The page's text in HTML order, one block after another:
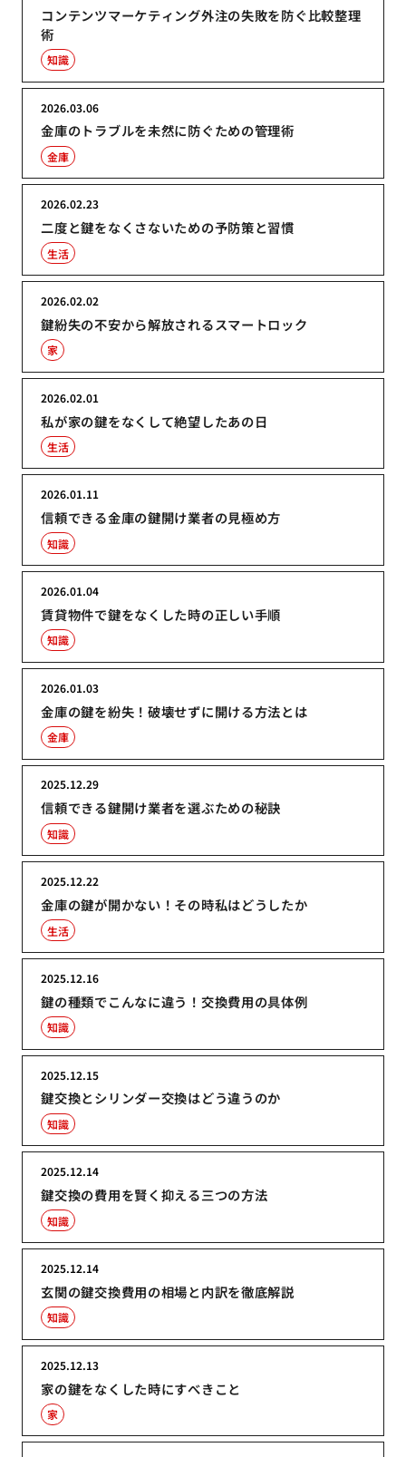
コンテンツマーケティング外注の失敗を防ぐ比較整理
術
知識
金庫のトラブルを未然に防ぐための管理術
2026.03.06
金庫
二度と鍵をなくさないための予防策と習慣
2026.02.23
生活
鍵紛失の不安から解放されるスマートロック
2026.02.02
家
私が家の鍵をなくして絶望したあの日
2026.02.01
生活
信頼できる金庫の鍵開け業者の見極め方
2026.01.11
知識
賃貸物件で鍵をなくした時の正しい手順
2026.01.04
知識
金庫の鍵を紛失！破壊せずに開ける方法とは
2026.01.03
金庫
信頼できる鍵開け業者を選ぶための秘訣
2025.12.29
知識
金庫の鍵が開かない！その時私はどうしたか
2025.12.22
生活
鍵の種類でこんなに違う！交換費用の具体例
2025.12.16
知識
鍵交換とシリンダー交換はどう違うのか
2025.12.15
知識
鍵交換の費用を賢く抑える三つの方法
2025.12.14
知識
玄関の鍵交換費用の相場と内訳を徹底解説
2025.12.14
知識
家の鍵をなくした時にすべきこと
2025.12.13
家